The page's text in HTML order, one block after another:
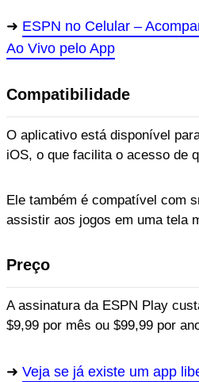
ESPN no Celular –
Ao Vivo pelo App
Compatibilidade
O aplicativo está disponível
iOS, o que facilita o acesso de
Ele também é compatível com
assistir aos jogos em uma tela
Preço
A assinatura da ESPN Play
$9,99 por mês ou $99,99 por
Veja se já existe um app